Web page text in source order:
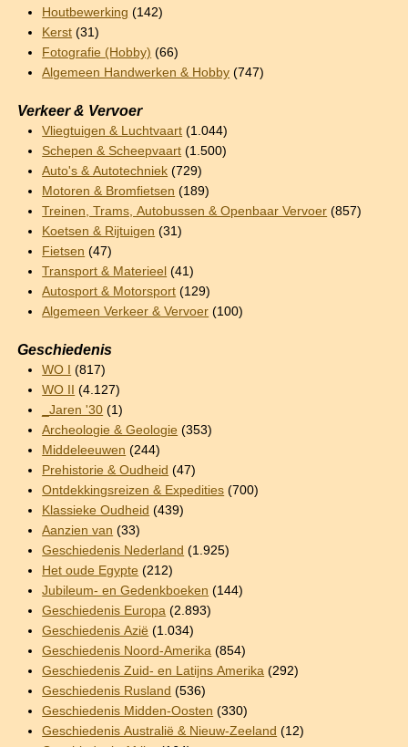
Houtbewerking (142)
Kerst (31)
Fotografie (Hobby) (66)
Algemeen Handwerken & Hobby (747)
Verkeer & Vervoer
Vliegtuigen & Luchtvaart (1.044)
Schepen & Scheepvaart (1.500)
Auto's & Autotechniek (729)
Motoren & Bromfietsen (189)
Treinen, Trams, Autobussen & Openbaar Vervoer (857)
Koetsen & Rijtuigen (31)
Fietsen (47)
Transport & Materieel (41)
Autosport & Motorsport (129)
Algemeen Verkeer & Vervoer (100)
Geschiedenis
WO I (817)
WO II (4.127)
_Jaren '30 (1)
Archeologie & Geologie (353)
Middeleeuwen (244)
Prehistorie & Oudheid (47)
Ontdekkingsreizen & Expedities (700)
Klassieke Oudheid (439)
Aanzien van (33)
Geschiedenis Nederland (1.925)
Het oude Egypte (212)
Jubileum- en Gedenkboeken (144)
Geschiedenis Europa (2.893)
Geschiedenis Azië (1.034)
Geschiedenis Noord-Amerika (854)
Geschiedenis Zuid- en Latijns Amerika (292)
Geschiedenis Rusland (536)
Geschiedenis Midden-Oosten (330)
Geschiedenis Australië & Nieuw-Zeeland (12)